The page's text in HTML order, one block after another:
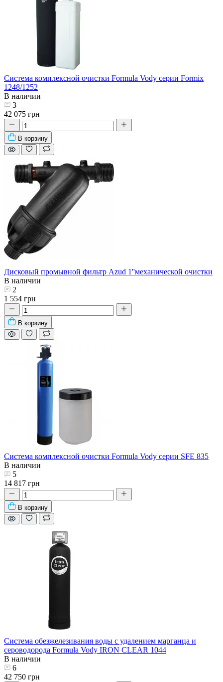
Система комплексной очистки Formula Vody серии Formix
1248/1252
В наличии
3
42 075 грн
В корзину
Дисковый промывной фильтр Azud 1''механической очистки
В наличии
2
1 554 грн
В корзину
Система комплексной очистки Formula Vody серии SFE 835
В наличии
5
14 817 грн
В корзину
Система обезжелезивания воды с удалением марганца и
сероводорода Formula Vody IRON CLEAR 1044
В наличии
6
42 750 грн